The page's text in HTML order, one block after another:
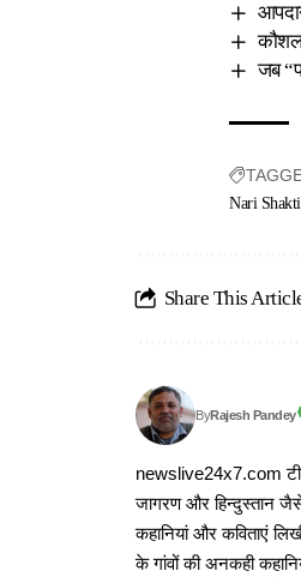
जब
Nari
Share This
ByRajesh Pandey
newslive24x7.com
जागरण और हिन्दुस्तान
कहानियां और कविताएं
के गांवों की अनकही